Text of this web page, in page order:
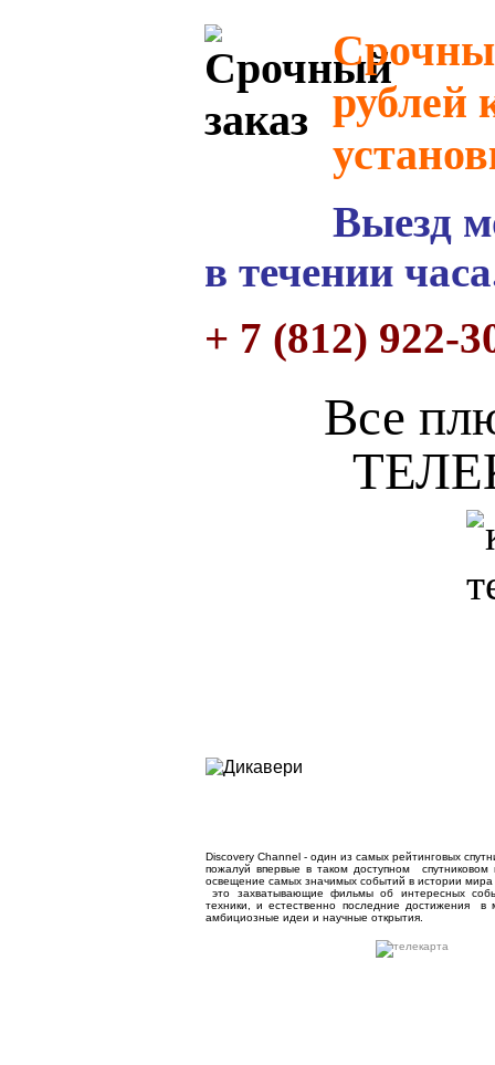
рублей
Выезд
в течении
+ 7 (812) 922-
Все
Discovery Channel - один из самых рейтинговых
пожалуй впервые в таком доступном спутниковом
освещение самых значимых событий в истории
это захватывающие фильмы об интересных
техники, и естественно последние достижения в
амбициозные идеи и научные открытия.